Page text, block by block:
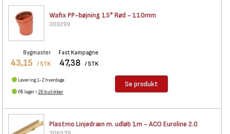
Wafix PP-bøjning 15° Rød - 110mm
000299
Bygmaster
43,15 / STK
Fast Kampagne
47,38 / STK
Levering 1-2 hverdage
På lager i 26 butikker
Se produkt
Plastmo Linjedræn m. udløb 1m - ACO Euroline 2.0